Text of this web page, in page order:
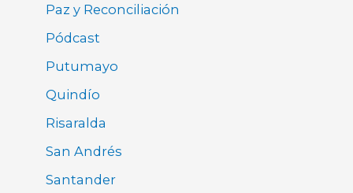
Paz y Reconciliación
Pódcast
Putumayo
Quindío
Risaralda
San Andrés
Santander